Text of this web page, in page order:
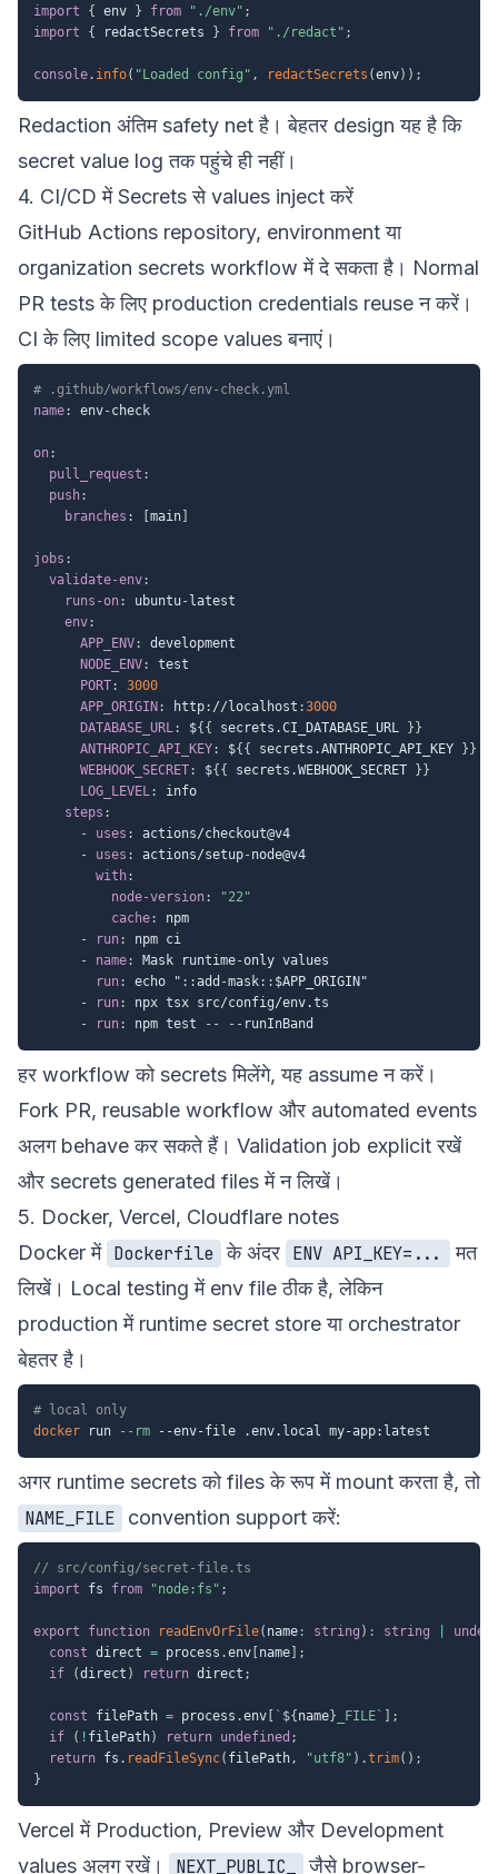
import { env } from "./env" ;
import
{ redactSecrets } from "./redact" ;
console. info( "Loaded config" , redactSecrets (env) ) ;
Redaction अंतिम safety net है। बेहतर design यह है कि
secret value log तक पहुंचे ही नहीं।
4. CI/CD में Secrets से values inject करें
GitHub Actions repository, environment या
organization secrets workflow में दे सकता है। Normal
PR tests के लिए production credentials reuse न करें।
CI के लिए limited scope values बनाएं।
# .github/workflows/env-check.yml
name: env-check
on:
pull_request :
push:
branches : main
jobs :
validate-env:
runs-on: ubuntu- latest
env:
APP_ENV:
development
NODE_ENV:
test
PORT:
3000
APP_ORIGIN : http: //localhost :3000
DATABASE_URL: ${ { secrets.CI_DATABASE_URL } }
ANTHROPIC_API_KEY: ${ { secrets.ANTHROPIC_API_KEY } }
WEBHOOK_SECRET: ${ { secrets.WEBHOOK_SECRET } }
LOG_LEVEL:
info
steps :
-
uses :
actions/checkout@v4
-
uses : actions/setup-node@v4
with:
node-version:
"22"
cache:
npm
-
run:
npm ci
-
name: Mask runtime-only values
run: echo " : :add -mask: : $APP_ORIGIN"
-
run:
npx tsx src/config/env.ts
-
run: npm test - - - -
हर workflow को secrets मिलेंगे, यह assume न करें।
Fork PR, reusable workflow और automated events
अलग behave कर सकते हैं। Validation job explicit रखें
और secrets generated files में न लिखें।
5. Docker, Vercel, Cloudflare notes
Docker में Dockerfile के अंदर ENV API_KEY=...
मत
लिखें। Local testing में env file ठीक है, लेकिन
production में runtime secret store या orchestrator
बेहतर है।
# local only
docker run --rm
अगर runtime secrets को files के रूप में mount करता है, तो
NAME_FILE
convention support करें:
// src/config/secret-file.ts
import fs from "node:fs" ;
export function readEnvOrFile( name : string ) : string
const direct = process .env name
;
if
(direct ) return direct ;
const filePath = process .env ` ${ name} _FILE `
;
if
( ! filePath) return undefined ;
return fs . readFileSync( filePath, "utf8" ) .trim( ) ;
}
Vercel में Production, Preview और Development
values अलग रखें।
NEXT_PUBLIC_
जैसे browser-